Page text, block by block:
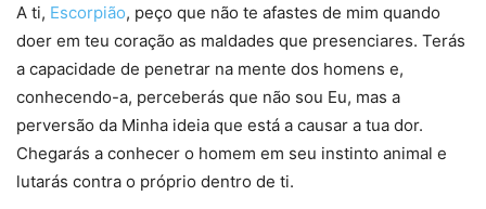
A ti, Escorpião, peço que não te afastes de mim quando
doer em teu coração as maldades que presenciares. Terás
a capacidade de penetrar na mente dos homens e,
conhecendo-a, perceberás que não sou Eu, mas a
perversão da Minha ideia que está a causar a tua dor.
Chegarás a conhecer o homem em seu instinto animal e
lutarás contra o próprio dentro de ti.